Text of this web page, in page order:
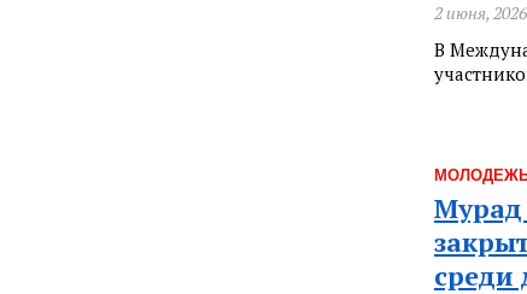
2 июня, 2026
В
Мурад
среди